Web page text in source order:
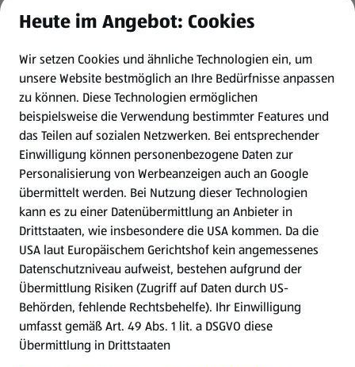
Newsletter
WhatsApp
Gewinnspiele
Mein HOFER. Meine Einkäufe.
Meine Meinung. Mein HOFER.
Gutscheingroßbestellung
(öffnet in einem neuen Tab)
Folge uns hier:
Jetzt die HOFER App downloaden
Heute im Angebot: Cookies
Wir setzen Cookies und ähnliche Technologien ein, um
unsere Website bestmöglich an Ihre Bedürfnisse anpassen
zu können. Diese Technologien ermöglichen
beispielsweise die Verwendung bestimmter Features und
das Teilen auf sozialen Netzwerken. Bei entsprechender
Einwilligung können personenbezogene Daten zur
Personalisierung von Werbeanzeigen auch an Google
übermittelt werden. Bei Nutzung dieser Technologien
kann es zu einer Datenübermittlung an Anbieter in
Drittstaaten, wie insbesondere die USA kommen. Da die
USA laut Europäischem Gerichtshof kein angemessenes
Datenschutzniveau aufweist, bestehen aufgrund der
Übermittlung Risiken (Zugriff auf Daten durch US-
Behörden, fehlende Rechtsbehelfe). Ihr Einwilligung
umfasst gemäß Art. 49 Abs. 1 lit. a DSGVO diese
Übermittlung in Drittstaaten